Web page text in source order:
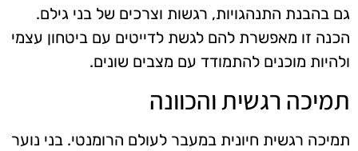
גם בהבנת התנהגויות, רגשות וצרכים של בני גילם.
הכנה זו מאפשרת להם לגשת לדייטים עם ביטחון עצמי
ולהיות מוכנים להתמודד עם מצבים שונים.
תמיכה רגשית והכוונה
תמיכה רגשית חיונית במעבר לעולם הרומנטי. בני נוער